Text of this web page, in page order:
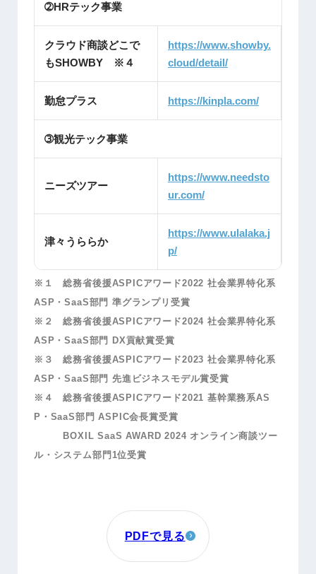
➁HRテック事業
クラウド商談どこで
もSHOWBY ※４
https://www.showby.
cloud/detail/
勤怠プラス https://kinpla.com/
➂観光テック事業
ニーズツアー
https://www.needsto
ur.com/
津々うららか
https://www.ulalaka.j
p/
※１ 総務省後援ASPICアワード2022 社会業界特化系
ASP・SaaS部門 準グランプリ受賞
※２ 総務省後援ASPICアワード2024 社会業界特化系
ASP・SaaS部門 DX貢献賞受賞
※３ 総務省後援ASPICアワード2023 社会業界特化系
ASP・SaaS部門 先進ビジネスモデル賞受賞
※４ 総務省後援ASPICアワード2021 基幹業務系AS
P・SaaS部門 ASPIC会長賞受賞
BOXIL SaaS AWARD 2024 オンライン商談ツー
ル・システム部門1位受賞
PDFで見る